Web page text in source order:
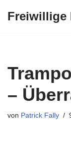
Freiwillige
–
von Patrick Fally